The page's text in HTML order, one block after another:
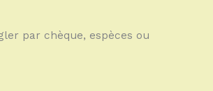
par chèque, espèces ou